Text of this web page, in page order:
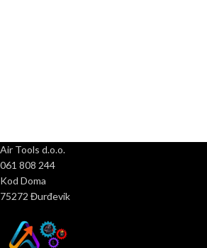
Air Tools d.o.o.
061 808 244
Kod Doma
75272 Đurđevik